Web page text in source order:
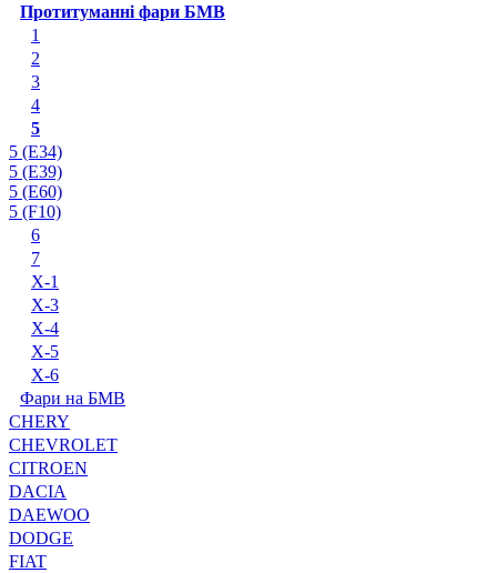
Протитуманні фари БМВ
1
2
3
4
5
5 (E34)
5 (E39)
5 (E60)
5 (F10)
6
7
X-1
X-3
X-4
X-5
X-6
Фари на БМВ
CHERY
CHEVROLET
CITROEN
DACIA
DAEWOO
DODGE
FIAT